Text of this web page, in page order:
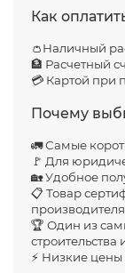
Как
👛Наличный
🏦 Расчетный
💳 Картой при
Почему
🚛 Самые
🚩 Для
🏡 Удобное
📋 Товар
производителя
🏆 Один из
⚡ Низкие